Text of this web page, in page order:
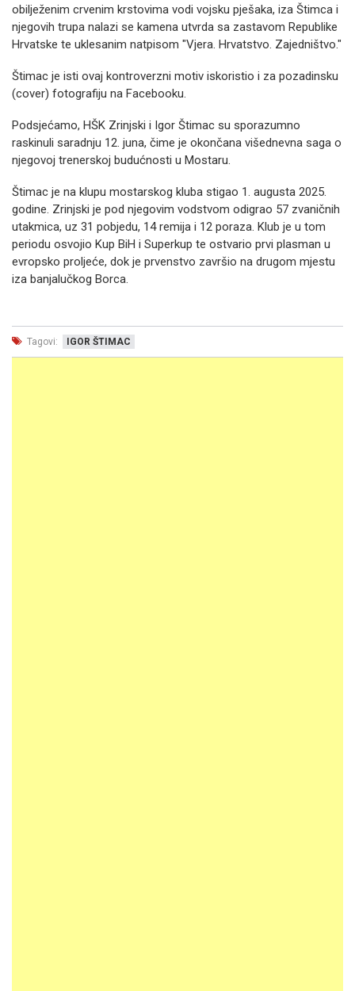
obilježenim crvenim krstovima vodi vojsku pješaka, iza Štimca i
njegovih trupa nalazi se kamena utvrda sa zastavom Republike
Hrvatske te uklesanim natpisom "Vjera. Hrvatstvo. Zajedništvo."
Štimac je isti ovaj kontroverzni motiv iskoristio i za pozadinsku
(cover) fotografiju na Facebooku.
Podsjećamo, HŠK Zrinjski i Igor Štimac su sporazumno
raskinuli saradnju 12. juna, čime je okončana višednevna saga o
njegovoj trenerskoj budućnosti u Mostaru.
Štimac je na klupu mostarskog kluba stigao 1. augusta 2025.
godine. Zrinjski je pod njegovim vodstvom odigrao 57 zvaničnih
utakmica, uz 31 pobjedu, 14 remija i 12 poraza. Klub je u tom
periodu osvojio Kup BiH i Superkup te ostvario prvi plasman u
evropsko proljeće, dok je prvenstvo završio na drugom mjestu
iza banjalučkog Borca.
Tagovi: IGOR ŠTIMAC